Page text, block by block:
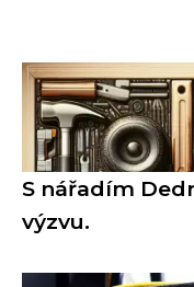
S nářadím
výzvu.